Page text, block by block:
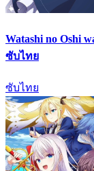
Watashi no Oshi
ซับไทย
ซับไทย